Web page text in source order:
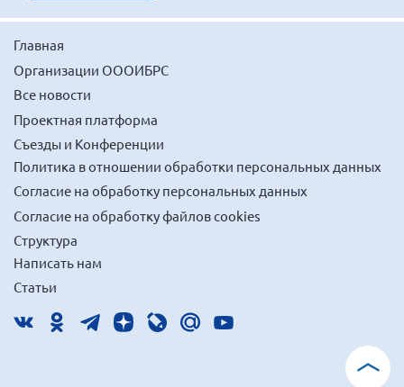
Главная
Организации ОООИБРС
Все новости
Проектная платформа
Съезды и Конференции
Политика в отношении обработки персональных данных
Согласие на обработку персональных данных
Согласие на обработку файлов cookies
Структура
Написать нам
Статьи